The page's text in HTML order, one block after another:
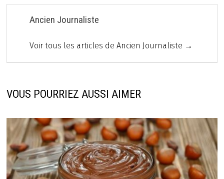
Ancien Journaliste
Voir tous les articles de Ancien Journaliste →
VOUS POURRIEZ AUSSI AIMER